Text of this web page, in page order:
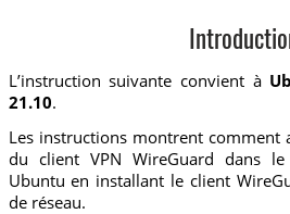
L’instruction suivante convient à
21.10.
Les instructions montrent comment
du client VPN WireGuard dans
Ubuntu en installant le client
de réseau.